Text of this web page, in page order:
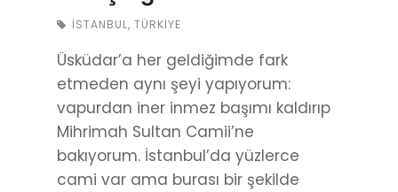
İSTANBUL, TÜRKIYE
Üsküdar’a her geldiğimde fark
etmeden aynı şeyi yapıyorum:
vapurdan iner inmez başımı kaldırıp
Mihrimah Sultan Camii’ne
bakıyorum. İstanbul’da yüzlerce
cami var ama burası bir şekilde